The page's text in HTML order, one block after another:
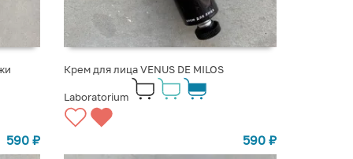
590 ₽
Крем для лица VENUS DE MILOS
Laboratorium
590 ₽